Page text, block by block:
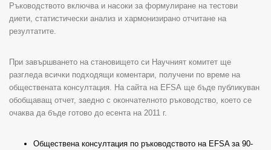
Ръководството включва и насоки за формулиране на тестови
диети, статистически анализ и хармонизирано отчитане на
резултатите.
При завършването на становището си Научният комитет ще
разгледа всички подходящи коментари, получени по време на
обществената консултация. На сайта на EFSA ще бъде публикуван
обобщаващ отчет, заедно с окончателното ръководство, което се
очаква да бъде готово до есента на 2011 г.
Обществена консултация по ръководството на EFSA за 90-